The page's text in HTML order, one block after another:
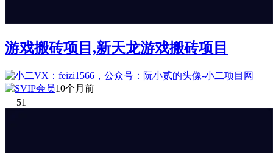
游戏搬砖项目,新天龙游戏搬砖项目
10个月前
51